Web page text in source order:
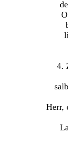
4.
Herr,